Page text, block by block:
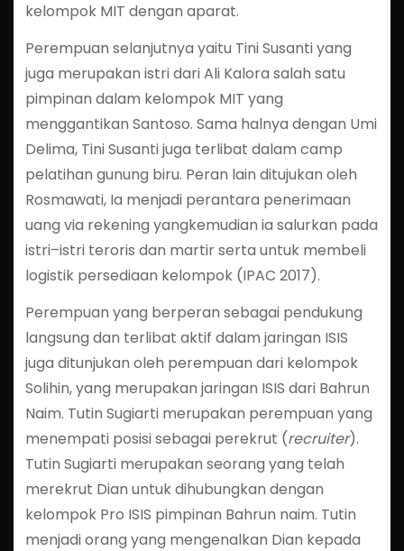
kelompok MIT dengan aparat.
Perempuan selanjutnya yaitu Tini Susanti yang
juga merupakan istri dari Ali Kalora salah satu
pimpinan dalam kelompok MIT yang
menggantikan Santoso. Sama halnya dengan Umi
Delima, Tini Susanti juga terlibat dalam camp
pelatihan gunung biru. Peran lain ditujukan oleh
Rosmawati, Ia menjadi perantara penerimaan
uang via rekening yangkemudian ia salurkan pada
istri–istri teroris dan martir serta untuk membeli
logistik persediaan kelompok (IPAC 2017).
Perempuan yang berperan sebagai pendukung
langsung dan terlibat aktif dalam jaringan ISIS
juga ditunjukan oleh perempuan dari kelompok
Solihin, yang merupakan jaringan ISIS dari Bahrun
Naim. Tutin Sugiarti merupakan perempuan yang
menempati posisi sebagai perekrut (recruiter).
Tutin Sugiarti merupakan seorang yang telah
merekrut Dian untuk dihubungkan dengan
kelompok Pro ISIS pimpinan Bahrun naim. Tutin
menjadi orang yang mengenalkan Dian kepada